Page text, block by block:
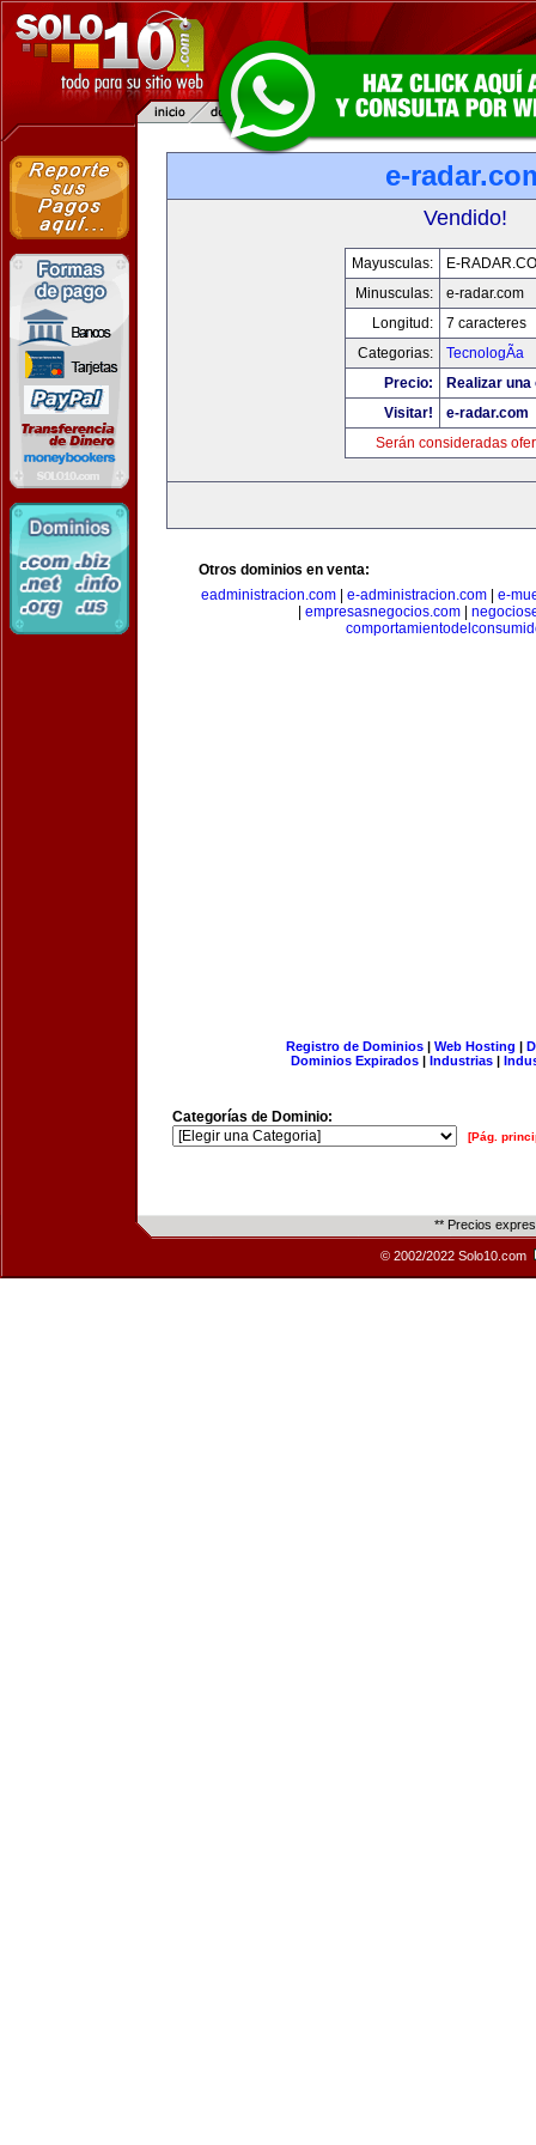
e-
Vendido!
Mayusculas:
E-
Minusculas:
e-radar.com
Longitud:
7 caracteres
Categorias:
TecnologÃ­a
Precio:
Realizar
Visitar!
e-radar.com
Serán consideradas
Otros dominios en venta:
eadministracion.com| e-administracion.com| e-
empresasnegocios.com|
Registro de Dominios| Web Hosting |
Dominios Expirados | Industrias |
Categorías de Dominio:
[Pág.
** Precios
© 2002/2022 Solo10.com